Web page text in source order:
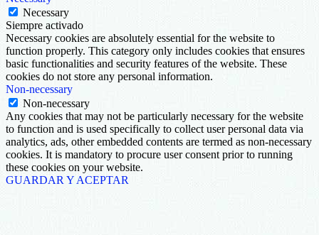
Necessary
Siempre activado
Necessary cookies are absolutely essential for the website to
function properly. This category only includes cookies that ensures
basic functionalities and security features of the website. These
cookies do not store any personal information.
Non-necessary
Non-necessary
Any cookies that may not be particularly necessary for the website
to function and is used specifically to collect user personal data via
analytics, ads, other embedded contents are termed as non-necessary
cookies. It is mandatory to procure user consent prior to running
these cookies on your website.
GUARDAR Y ACEPTAR